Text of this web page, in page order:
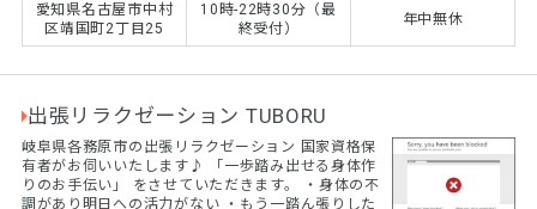
愛知県名古屋市中村
区靖国町2丁目25
10時-22時30分（最
終受付）
年中無休
出張リラクゼーション TUBORU
岐阜県各務原市の出張リラクゼーション 国家資格保
有者がお伺いいたします♪ 「一歩踏み出せる身体作
りのお手伝い」 をさせていただきます。 ・身体の不
調があり明日への活力がない ・もう一踏ん張りした